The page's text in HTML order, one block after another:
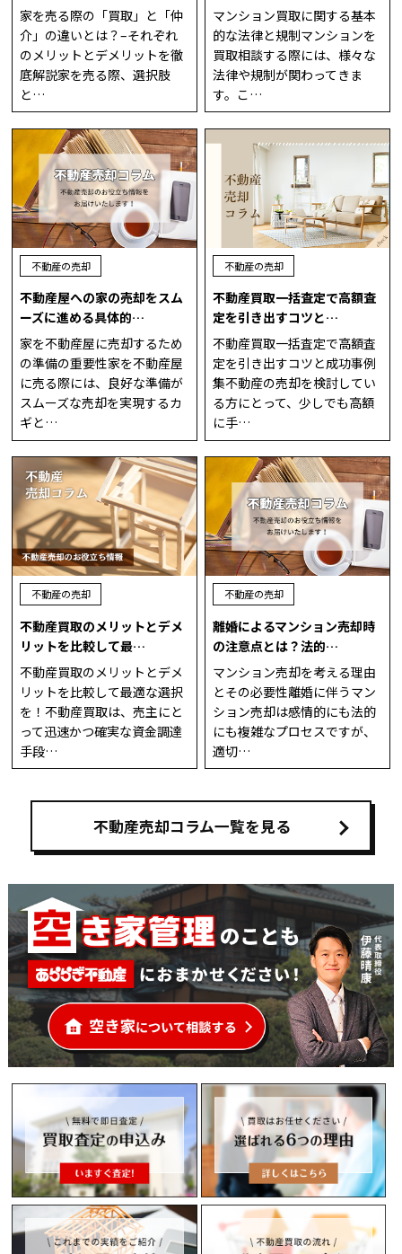
家を売る際の「買取」と「仲
介」の違いとは？–それぞれ
のメリットとデメリットを徹
底解説家を売る際、選択肢
と…
マンション買取に関する基本
的な法律と規制マンションを
買取相談する際には、様々な
法律や規制が関わってきま
す。こ…
不動産の売却
不動産屋への家の売却をスム
ーズに進める具体的…
家を不動産屋に売却するため
の準備の重要性家を不動産屋
に売る際には、良好な準備が
スムーズな売却を実現するカ
ギと…
不動産の売却
不動産買取一括査定で高額査
定を引き出すコツと…
不動産買取一括査定で高額査
定を引き出すコツと成功事例
集不動産の売却を検討してい
る方にとって、少しでも高額
に手…
不動産の売却
不動産買取のメリットとデメ
リットを比較して最…
不動産買取のメリットとデメ
リットを比較して最適な選択
を！不動産買取は、売主にと
って迅速かつ確実な資金調達
手段…
不動産の売却
離婚によるマンション売却時
の注意点とは？法的…
マンション売却を考える理由
とその必要性離婚に伴うマン
ション売却は感情的にも法的
にも複雑なプロセスですが、
適切…
不動産売却コラム一覧を見る